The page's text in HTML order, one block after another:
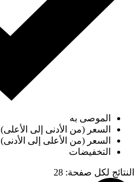
الموصى به
السعر (من الأدنى إلى الأعلى)
السعر (من الأعلى إلى الأدنى)
التخفيضات
النتائج لكل صفحة:
28